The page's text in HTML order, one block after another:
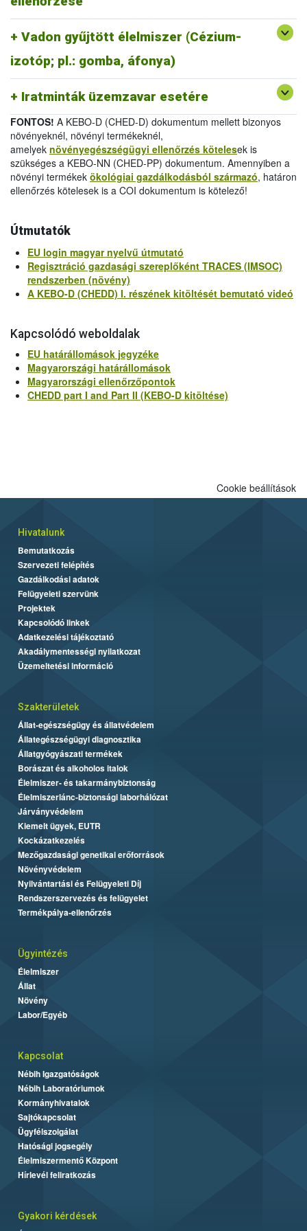
Vadon gyűjtött élelmiszer (Cézium-
izotóp; pl.: gomba, áfonya)
Iratminták üzemzavar esetére
melléklet/
IV.
-Egészségügyi bizonyítvány 2011/884/EU III.
- Vizsgálati jelentés 2011/884/EU IV.
melléklet/Analytical Report 2011/884/EU Annex IV
FONTOS! A KEBO-D (CHED-D) dokumentum mellett bizonyos
növényeknél, növényi termékeknél,
amelyek növényegészségügyi ellenőrzés kötelesek is
szükséges a KEBO-NN (CHED-PP) dokumentum. Amennyiben a
növényi termékek ökológiai gazdálkodásból származó, határon
ellenőrzés kötelesek is a COI dokumentum is kötelező!
Útmutatók
EU login magyar nyelvű útmutató
Regisztráció gazdasági szereplőként TRACES (IMSOC)
rendszerben (növény)
A KEBO-D (CHEDD) I. részének kitöltését bemutató videó
Kapcsolódó weboldalak
EU határállomások jegyzéke
Magyarországi határállomások
Magyarországi ellenőrzőpontok
CHEDD part I and Part II (KEBO-D kitöltése)
Cookie beállítások
Hivatalunk
Bemutatkozás
Szervezeti felépítés
Gazdálkodási adatok
Felügyeleti szervünk
Projektek
Kapcsolódó linkek
Adatkezelési tájékoztató
Akadálymentességi nyilatkozat
Üzemeltetési információ
Szakterületek
Állat-egészségügy és állatvédelem
Állategészségügyi diagnosztika
Állatgyógyászati termékek
Borászat és alkoholos italok
Élelmiszer- és takarmánybiztonság
Élelmiszerlánc-biztonsági laborhálózat
Járványvédelem
Kiemelt ügyek, EUTR
Kockázatkezelés
Mezőgazdasági genetikai erőforrások
Növényvédelem
Nyilvántartási és Felügyeleti Díj
Rendszerszervezés és felügyelet
Termékpálya-ellenőrzés
Ügyintézés
Élelmiszer
Állat
Növény
Labor/Egyéb
Kapcsolat
Nébih Igazgatóságok
Nébih Laboratóriumok
Kormányhivatalok
Sajtókapcsolat
Ügyfélszolgálat
Hatósági jogsegély
Élelmiszermentő Központ
Hírlevél feliratkozás
Gyakori kérdések